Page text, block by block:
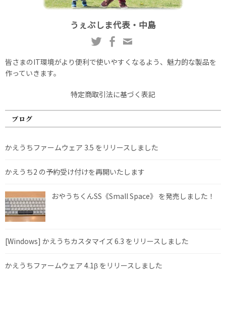
うぇぶしま代表・中島
皆さまのIT環境がより便利で使いやすくなるよう、魅力的な製品を
作っていきます。
特定商取引法に基づく表記
ブログ
かえうちファームウェア 3.5 をリリースしました
かえうち2 の予約受け付けを再開いたします
おやうちくんSS《Small Space》 を発売しました！
[Windows] かえうちカスタマイズ 6.3 をリリースしました
かえうちファームウェア 4.1β をリリースしました